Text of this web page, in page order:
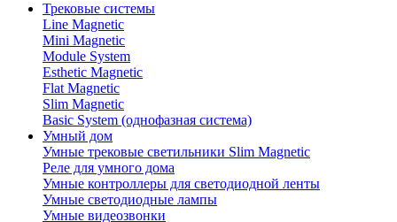
Трековые системы
Line Magnetic
Mini Magnetic
Module System
Esthetic Magnetic
Flat Magnetic
Slim Magnetic
Basic System (однофазная система)
Умный дом
Умные трековые светильники Slim Magnetic
Реле для умного дома
Умные контроллеры для светодиодной ленты
Умные светодиодные лампы
Умные видеозвонки